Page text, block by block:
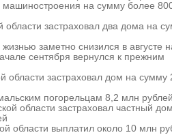
машиностроения на сумму более
застраховал два дома на
заметно снизился в августе
сентября вернулся к прежним
застраховал дом на сумму
погорельцам 8,2 млн
области застраховал частный
области выплатил около 10 млн